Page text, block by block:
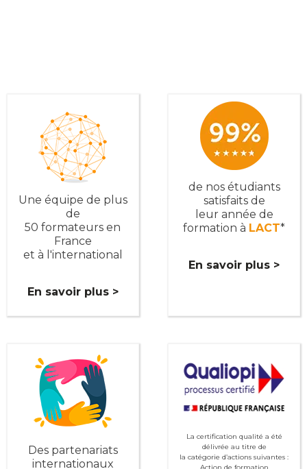
Une équipe de plus
de
50 formateurs en
France
et à l'international
En savoir plus >
de nos étudiants
satisfaits de
leur année de
formation à LACT*
En savoir plus >
Des partenariats
internationaux
La certification qualité a été
délivrée au titre de
la catégorie d’actions suivantes :
Action de formation